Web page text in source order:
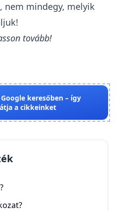
nem mindegy, melyik
tovább!
keresőben – így
a cikkeinket